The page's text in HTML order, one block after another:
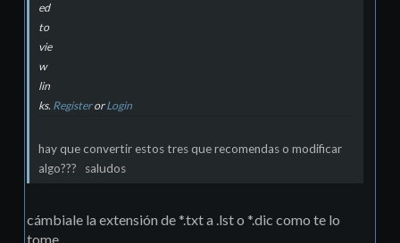
ed
to
vie
w
lin
ks. RegisterorLogin
hay que convertir estos tres que recomendas o modificar
algo??? saludos
cámbiale la extensión de *.txt a .lst o *.dic como te lo
tome.